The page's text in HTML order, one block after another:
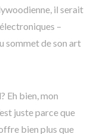
il serait
–
sommet de son art
Eh bien, mon
juste parce que
bien plus que